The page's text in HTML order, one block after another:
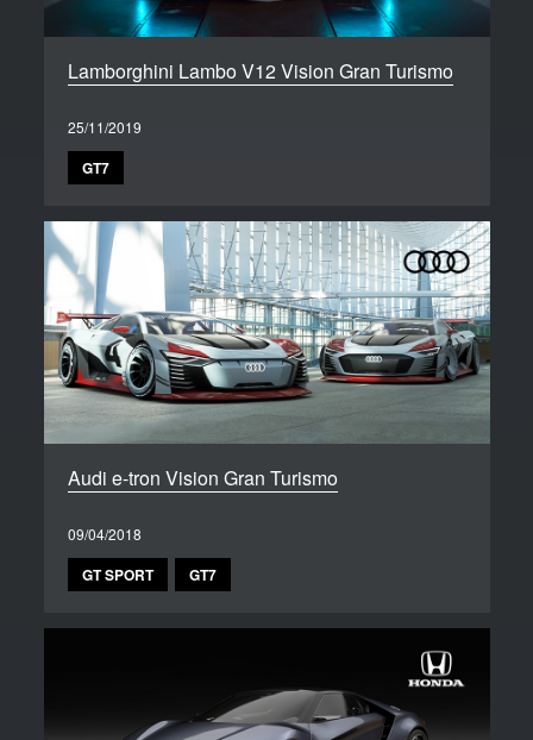
Lamborghini Lambo V12 Vision Gran Turismo
25/11/2019
GT7
Audi e-tron Vision Gran Turismo
09/04/2018
GT SPORT GT7